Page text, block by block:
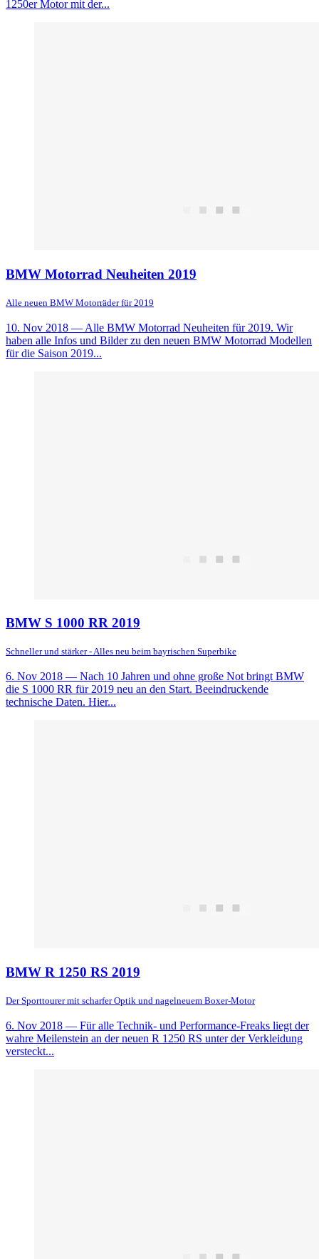
1250er Motor mit der...
BMW Motorrad Neuheiten 2019
Alle neuen BMW Motorräder für 2019
10. Nov 2018 — Alle BMW Motorrad Neuheiten für 2019. Wir
haben alle Infos und Bilder zu den neuen BMW Motorrad Modellen
für die Saison 2019...
BMW S 1000 RR 2019
Schneller und stärker - Alles neu beim bayrischen Superbike
6. Nov 2018 — Nach 10 Jahren und ohne große Not bringt BMW
die S 1000 RR für 2019 neu an den Start. Beeindruckende
technische Daten. Hier...
BMW R 1250 RS 2019
Der Sporttourer mit scharfer Optik und nagelneuem Boxer-Motor
6. Nov 2018 — Für alle Technik- und Performance-Freaks liegt der
wahre Meilenstein an der neuen R 1250 RS unter der Verkleidung
versteckt...